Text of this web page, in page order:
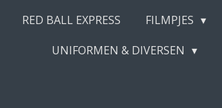
RED BALL EXPRESS
FILMPJES
UNIFORMEN & DIVERSEN